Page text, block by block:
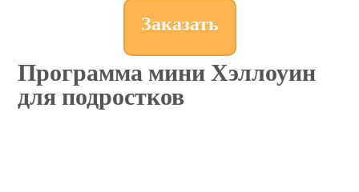
Заказать
Программа мини Хэллоуин
для подростков